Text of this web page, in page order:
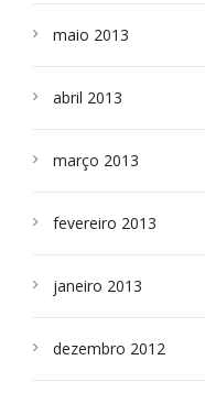
maio 2013
abril 2013
março 2013
fevereiro 2013
janeiro 2013
dezembro 2012